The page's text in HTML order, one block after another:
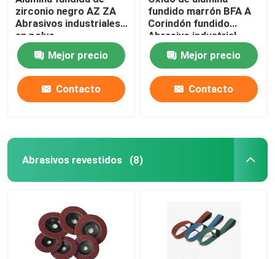
zirconio negro AZ ZA
Abrasivos industriales
en polvo
Mejor precio
Contacto
fundido marrón BFA A
Corindón fundido
Abrasivo industrial
Mejor precio
Contacto
Abrasivos revestidos (8)